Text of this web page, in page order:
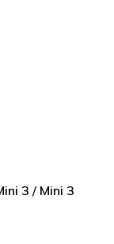
3 / Mini 3